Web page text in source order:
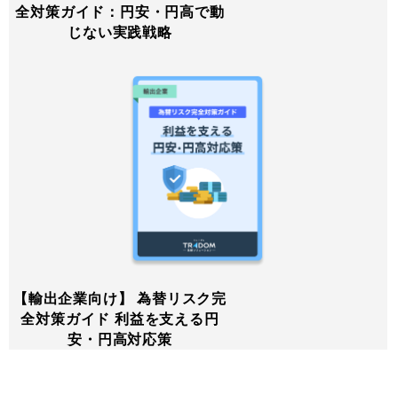
全対策ガイド：円安・円高で動
じない実践戦略
【輸出企業向け】 為替リスク完
全対策ガイド 利益を支える円
安・円高対応策